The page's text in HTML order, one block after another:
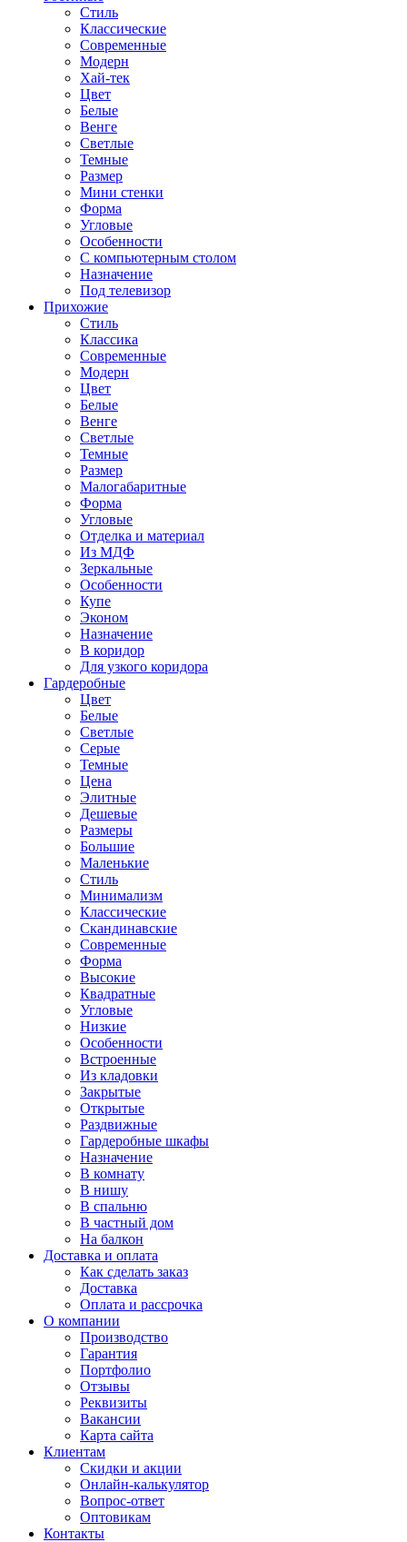
Стиль
Классические
Современные
Модерн
Хай-тек
Цвет
Белые
Венге
Светлые
Темные
Размер
Мини стенки
Форма
Угловые
Особенности
С компьютерным столом
Назначение
Под телевизор
Прихожие
Стиль
Классика
Современные
Модерн
Цвет
Белые
Венге
Светлые
Темные
Размер
Малогабаритные
Форма
Угловые
Отделка и материал
Из МДФ
Зеркальные
Особенности
Купе
Эконом
Назначение
В коридор
Для узкого коридора
Гардеробные
Цвет
Белые
Светлые
Серые
Темные
Цена
Элитные
Дешевые
Размеры
Большие
Маленькие
Стиль
Минимализм
Классические
Скандинавские
Современные
Форма
Высокие
Квадратные
Угловые
Низкие
Особенности
Встроенные
Из кладовки
Закрытые
Открытые
Раздвижные
Гардеробные шкафы
Назначение
В комнату
В нишу
В спальню
В частный дом
На балкон
Доставка и оплата
Как сделать заказ
Доставка
Оплата и рассрочка
О компании
Производство
Гарантия
Портфолио
Отзывы
Реквизиты
Вакансии
Карта сайта
Клиентам
Скидки и акции
Онлайн-калькулятор
Вопрос-ответ
Оптовикам
Контакты